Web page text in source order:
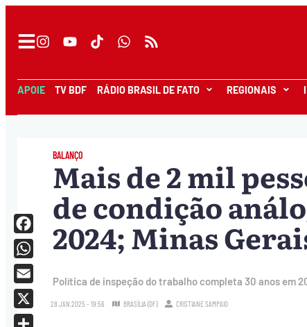
APOIE TV BDF RÁDIO BRASIL DE FATO REGIONAIS I
BALANÇO
Mais de 2 mil
de condição
2024; Minas
Política de inspeção do trabalho completa 30 anos em
28.JAN.2025 - 19:56 BRASÍLIA (DF) CRISTIANE SAMPAIO
Facebook
WhatsApp
Email
X